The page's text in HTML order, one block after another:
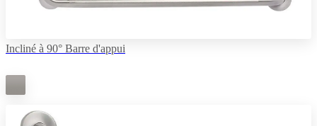
Incliné à 90° Barre d'appui